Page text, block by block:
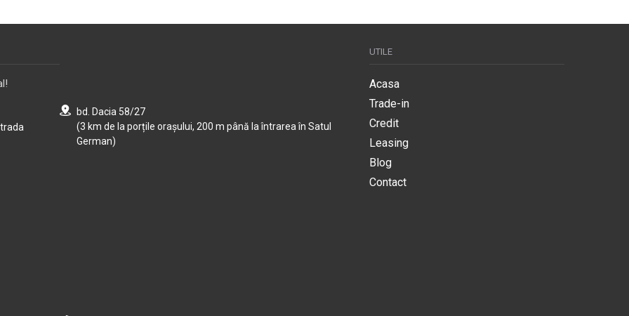
bd. Dacia 58/27
(3 km de la porțile orașului, 200 m până la întrarea în Satul
German)
UTILE
Acasa
Trade-in
Credit
Leasing
Blog
Contact